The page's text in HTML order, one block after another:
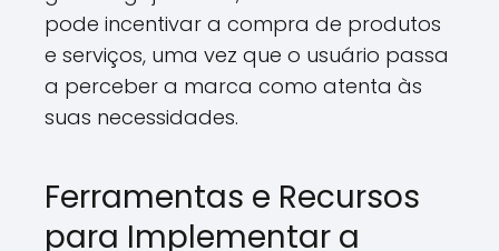
pode incentivar a compra de produtos
e serviços, uma vez que o usuário passa
a perceber a marca como atenta às
suas necessidades.
Ferramentas e Recursos
para Implementar a